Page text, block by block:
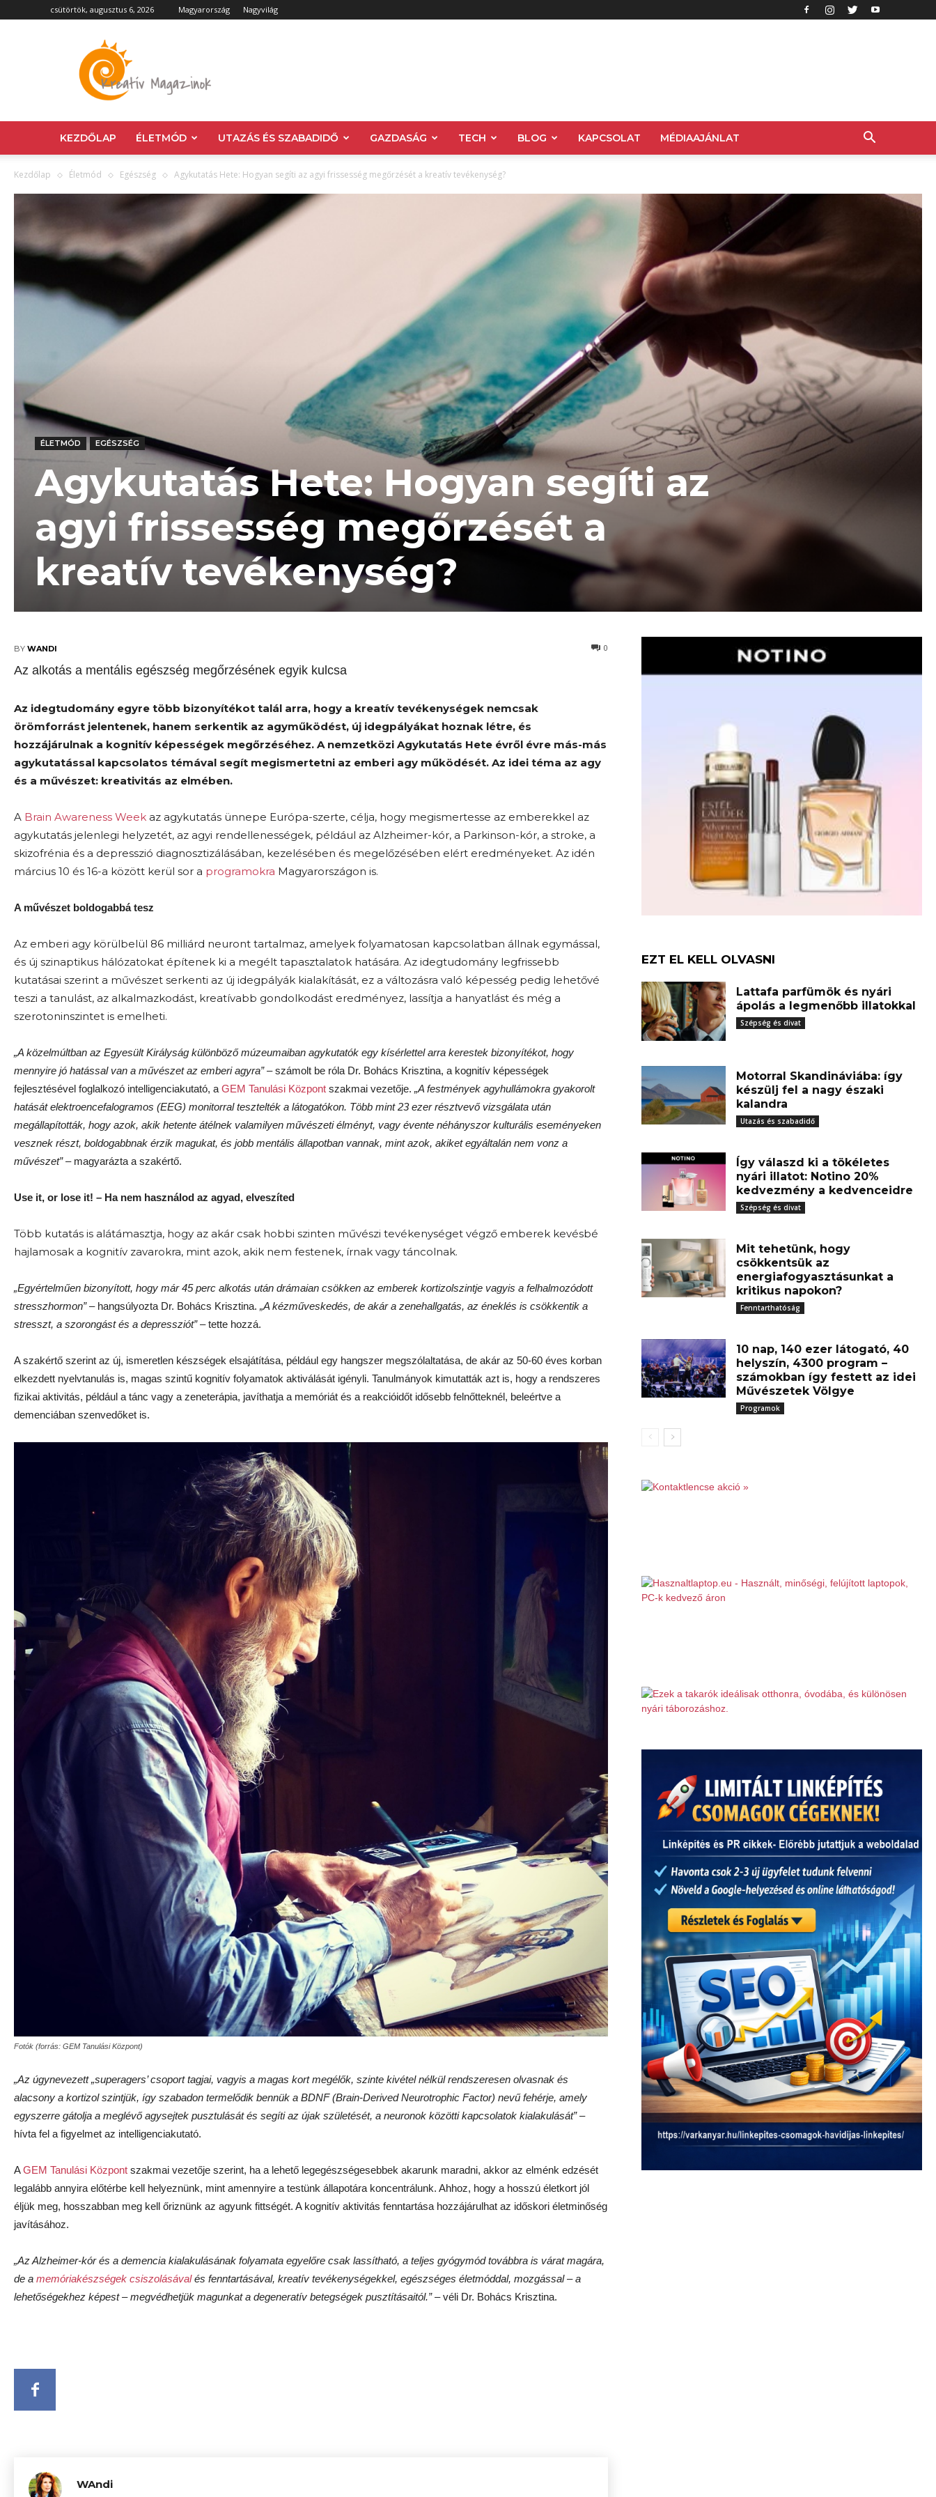
csütörtök, augusztus 6, 2026 Magyarország Nagyvilág
KEZDŐLAP ÉLETMÓD UTAZÁS ÉS SZABADIDŐ GAZDASÁG TECH BLOG KAPCSOLAT MÉDIAAJÁNLAT
Kezdőlap Életmód Egészség Agykutatás Hete: Hogyan segíti az agyi frissesség megőrzését a kreatív tevékenység?
ÉLETMÓD EGÉSZSÉG
Agykutatás Hete: Hogyan segíti az
agyi frissesség megőrzését a
kreatív tevékenység?
BY WANDI 0
Az alkotás a mentális egészség megőrzésének egyik kulcsa
Az idegtudomány egyre több bizonyítékot talál arra, hogy a kreatív tevékenységek nemcsak
örömforrást jelentenek, hanem serkentik az agyműködést, új idegpályákat hoznak létre, és
hozzájárulnak a kognitív képességek megőrzéséhez. A nemzetközi Agykutatás Hete évről évre más-más
agykutatással kapcsolatos témával segít megismertetni az emberi agy működését. Az idei téma az agy
és a művészet: kreativitás az elmében.
A Brain Awareness Week az agykutatás ünnepe Európa-szerte, célja, hogy megismertesse az emberekkel az
agykutatás jelenlegi helyzetét, az agyi rendellenességek, például az Alzheimer-kór, a Parkinson-kór, a stroke, a
skizofrénia és a depresszió diagnosztizálásában, kezelésében és megelőzésében elért eredményeket. Az idén
március 10 és 16-a között kerül sor a programokra Magyarországon is.
A művészet boldogabbá tesz
Az emberi agy körülbelül 86 milliárd neuront tartalmaz, amelyek folyamatosan kapcsolatban állnak egymással,
és új szinaptikus hálózatokat építenek ki a megélt tapasztalatok hatására. Az idegtudomány legfrissebb
kutatásai szerint a művészet serkenti az új idegpályák kialakítását, ez a változásra való képesség pedig lehetővé
teszi a tanulást, az alkalmazkodást, kreatívabb gondolkodást eredményez, lassítja a hanyatlást és még a
szerotoninszintet is emelheti.
„A közelmúltban az Egyesült Királyság különböző múzeumaiban agykutatók egy kísérlettel arra kerestek bizonyítékot, hogy
mennyire jó hatással van a művészet az emberi agyra”– számolt be róla Dr. Bohács Krisztina, a kognitív képességek
fejlesztésével foglalkozó intelligenciakutató, a GEM Tanulási Központ szakmai vezetője. „A festmények agyhullámokra gyakorolt
hatását elektroencefalogramos (EEG) monitorral tesztelték a látogatókon. Több mint 23 ezer résztvevő vizsgálata után
megállapították, hogy azok, akik hetente átélnek valamilyen művészeti élményt, vagy évente néhányszor kulturális eseményeken
vesznek részt, boldogabbnak érzik magukat, és jobb mentális állapotban vannak, mint azok, akiket egyáltalán nem vonz a
művészet”– magyarázta a szakértő.
Use it, or lose it! – Ha nem használod az agyad, elveszíted
Több kutatás is alátámasztja, hogy az akár csak hobbi szinten művészi tevékenységet végző emberek kevésbé
hajlamosak a kognitív zavarokra, mint azok, akik nem festenek, írnak vagy táncolnak.
„Egyértelműen bizonyított, hogy már 45 perc alkotás után drámaian csökken az emberek kortizolszintje vagyis a felhalmozódott
stresszhormon”– hangsúlyozta Dr. Bohács Krisztina. „A kézműveskedés, de akár a zenehallgatás, az éneklés is csökkentik a
stresszt, a szorongást és a depressziót”– tette hozzá.
A szakértő szerint az új, ismeretlen készségek elsajátítása, például egy hangszer megszólaltatása, de akár az 50-60 éves korban
elkezdett nyelvtanulás is, magas szintű kognitív folyamatok aktiválását igényli. Tanulmányok kimutatták azt is, hogy a rendszeres
fizikai aktivitás, például a tánc vagy a zeneterápia, javíthatja a memóriát és a reakcióidőt idősebb felnőtteknél, beleértve a
demenciában szenvedőket is.
Fotók (forrás: GEM Tanulási Központ)
„Az úgynevezett „superagers’ csoport tagjai, vagyis a magas kort megélők, szinte kivétel nélkül rendszeresen olvasnak és
alacsony a kortizol szintjük, így szabadon termelődik bennük a BDNF (Brain-Derived Neurotrophic Factor) nevű fehérje, amely
egyszerre gátolja a meglévő agysejtek pusztulását és segíti az újak születését, a neuronok közötti kapcsolatok kialakulását” –
hívta fel a figyelmet az intelligenciakutató.
AGEM Tanulási Központ szakmai vezetője szerint, ha a lehető legegészségesebbek akarunk maradni, akkor az elménk edzését
legalább annyira előtérbe kell helyeznünk, mint amennyire a testünk állapotára koncentrálunk. Ahhoz, hogy a hosszú életkort jól
éljük meg, hosszabban meg kell őriznünk az agyunk fittségét. A kognitív aktivitás fenntartása hozzájárulhat az időskori életminőség
javításához.
„Az Alzheimer-kór és a demencia kialakulásának folyamata egyelőre csak lassítható, a teljes gyógymód továbbra is várat magára,
de a memóriakészségek csiszolásávalés fenntartásával, kreatív tevékenységekkel, egészséges életmóddal, mozgással – a
lehetőségekhez képest – megvédhetjük magunkat a degeneratív betegségek pusztításaitól.” –véli Dr. Bohács Krisztina.
WAndi
EZT EL KELL OLVASNI
Lattafa parfümök és nyári
ápolás a legmenőbb illatokkal
Szépség és divat
Motorral Skandináviába: így
készülj fel a nagy északi
kalandra
Utazás és szabadidő
Így válaszd ki a tökéletes
nyári illatot: Notino 20%
kedvezmény a kedvenceidre
Szépség és divat
Mit tehetünk, hogy
csökkentsük az
energiafogyasztásunkat a
kritikus napokon?
Fenntarthatóság
10 nap, 140 ezer látogató, 40
helyszín, 4300 program –
számokban így festett az idei
Művészetek Völgye
Programok